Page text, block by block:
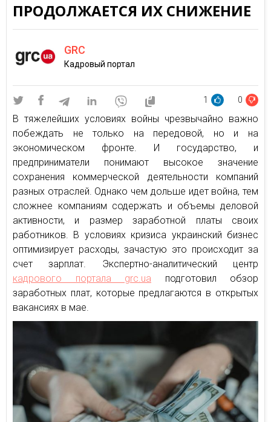
ПРОДОЛЖАЕТСЯ ИХ СНИЖЕНИЕ
GRC
Кадровый портал
1 0
В тяжелейших условиях войны чрезвычайно важно
побеждать не только на передовой, но и на
экономическом фронте. И государство, и
предприниматели понимают высокое значение
сохранения коммерческой деятельности компаний
разных отраслей. Однако чем дольше идет война, тем
сложнее компаниям содержать и объемы деловой
активности, и размер заработной платы своих
работников. В условиях кризиса украинский бизнес
оптимизирует расходы, зачастую это происходит за
счет зарплат. Экспертно-аналитический центр
кадрового портала grc.ua подготовил обзор
заработных плат, которые предлагаются в открытых
вакансиях в мае.